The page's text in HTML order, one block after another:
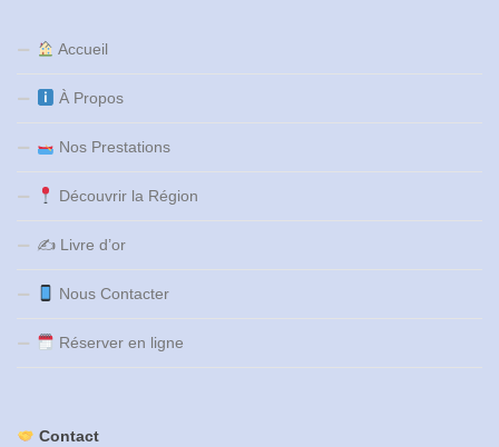
Accueil
À Propos
Nos Prestations
Découvrir la Région
✍️ Livre d’or
Nous Contacter
Réserver en ligne
Contact